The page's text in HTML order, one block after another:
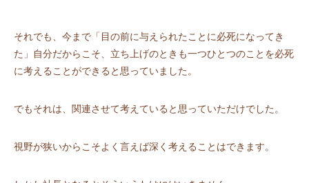
それでも、今まで「目の前に与えられたことに必死になってき
た」自分だからこそ、立ち上げのときも一つひとつのことを必死
に考えることができると思っていました。
でもそれは、関連させて考えていると思っていただけでした。
視野が狭いからこそよく言えば深く考えることはできます。